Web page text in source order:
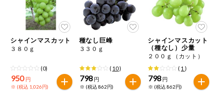
ミールキット
組合員さんの
リクエスト
よりすぐり
シャインマスカット
３８０ｇ
(0)
950 円
※ (税込 1,026円)
種なし巨峰
３３０ｇ
( 10)
798 円
※ (税込 862円)
シャインマスカット
（種なし）少量
２００ｇ（カット）
( 1 )
798 円
※ (税込 862円)